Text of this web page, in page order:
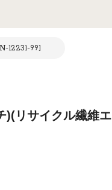
12231-99]
)(リサイクル繊維エ